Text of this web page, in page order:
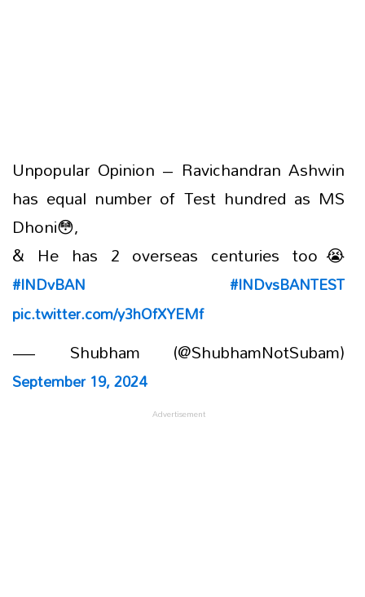
Unpopular Opinion – Ravichandran Ashwin
has equal number of Test hundred as MS
Dhoni😳,
& He has 2 overseas centuries too😭
#INDvBAN
#INDvsBANTEST
pic.twitter.com/y3hOfXYEMf
— Shubham (@ShubhamNotSubam)
September 19, 2024